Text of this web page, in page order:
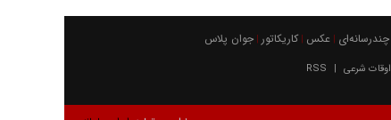
چندرسانه‌ای | عکس | كاريكاتور | جوان پلاس
اوقات شرعی |
RSS